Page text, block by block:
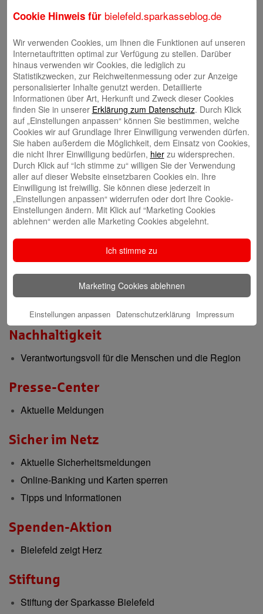
Natalia Tietz
Ausbildung & Karriere
Berufsausbildung
Berufsorientierung & Praktikum
Filialen
Filialen und Geldautomaten
Internet-Filiale und Online-Banking
Video-Beratung in der Internet-Filiale
Immobilien
Nachhaltigkeit
Verantwortungsvoll für die Menschen und die Region
Presse-Center
Aktuelle Meldungen
Sicher im Netz
Aktuelle Sicherheitsmeldungen
Online-Banking und Karten sperren
Tipps und Informationen
Spenden-Aktion
Bielefeld zeigt Herz
Stiftung
Stiftung der Sparkasse Bielefeld
Cookie Hinweis für bielefeld.sparkasseblog.de
Wir verwenden Cookies, um Ihnen die Funktionen auf unseren
Internetauftritten optimal zur Verfügung zu stellen. Darüber
hinaus verwenden wir Cookies, die lediglich zu
Statistikzwecken, zur Reichweitenmessung oder zur Anzeige
personalisierter Inhalte genutzt werden. Detaillierte
Informationen über Art, Herkunft und Zweck dieser Cookies
finden Sie in unserer Erklärung zum Datenschutz. Durch Klick
auf „Einstellungen anpassen“ können Sie bestimmen, welche
Cookies wir auf Grundlage Ihrer Einwilligung verwenden dürfen.
Sie haben außerdem die Möglichkeit, dem Einsatz von Cookies,
die nicht Ihrer Einwilligung bedürfen, hierzu widersprechen.
Durch Klick auf “Ich stimme zu“ willigen Sie der Verwendung
aller auf dieser Website einsetzbaren Cookies ein. Ihre
Einwilligung ist freiwillig. Sie können diese jederzeit in
„Einstellungen anpassen“ widerrufen oder dort Ihre Cookie-
Einstellungen ändern. Mit Klick auf “Marketing Cookies
ablehnen“ werden alle Marketing Cookies abgelehnt.
Ich stimme zu
Marketing Cookies ablehnen
Einstellungen anpassen Datenschutzerklärung Impressum